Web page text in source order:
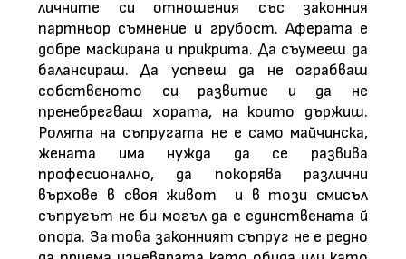
личните си отношения със законния
партньор съмнение и грубост. Аферата е
добре маскирана и прикрита. Да съумееш да
балансираш. Да успееш да не ограбваш
собственото си развитие и да не
пренебрегваш хората, на които държиш.
Ролята на съпругата не е само майчинска,
жената има нужда да се развива
професионално, да покорява различни
върхове в своя живот и в този смисъл
съпругът не би могъл да е единствената й
опора. За това законният съпруг не е редно